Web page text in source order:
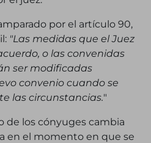
por el artículo 90,
"Las medidas que el Juez
o las convenidas
ser modificadas
convenio cuando se
las circunstancias."
de los cónyuges cambia
en el momento en que se